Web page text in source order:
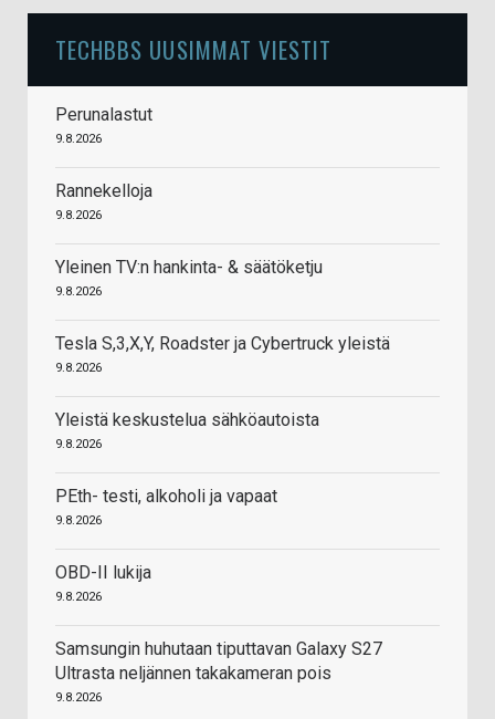
TECHBBS UUSIMMAT VIESTIT
Perunalastut
9.8.2026
Rannekelloja
9.8.2026
Yleinen TV:n hankinta- & säätöketju
9.8.2026
Tesla S,3,X,Y, Roadster ja Cybertruck yleistä
9.8.2026
Yleistä keskustelua sähköautoista
9.8.2026
PEth- testi, alkoholi ja vapaat
9.8.2026
OBD-II lukija
9.8.2026
Samsungin huhutaan tiputtavan Galaxy S27
Ultrasta neljännen takakameran pois
9.8.2026